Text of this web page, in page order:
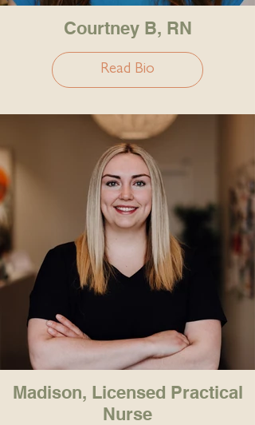
Courtney B, RN
Read Bio
Madison, Licensed Practical
Nurse